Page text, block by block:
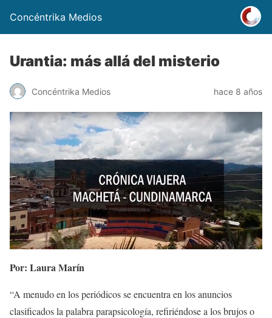
Concéntrika Medios
Urantia: más allá del misterio
Concéntrika Medios hace 8 años
Por: Laura Marín
“A menudo en los periódicos se encuentra en los anuncios
clasificados la palabra parapsicología, refiriéndose a los brujos o